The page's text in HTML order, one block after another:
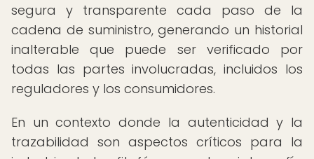
segura y transparente cada paso de la
cadena de suministro, generando un historial
inalterable que puede ser verificado por
todas las partes involucradas, incluidos los
reguladores y los consumidores.
En un contexto donde la autenticidad y la
trazabilidad son aspectos críticos para la